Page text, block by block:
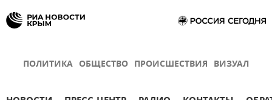
ПОЛИТИКА ОБЩЕСТВО ПРОИСШЕСТВИЯ ВИЗУАЛ